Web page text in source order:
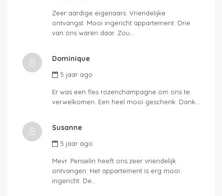
Zeer aardige eigenaars. Vriendelijke
ontvangst. Mooi ingericht appartement. Drie
van ons waren daar. Zou…
Dominique
5 jaar ago
Er was een fles rozenchampagne om ons te
verwelkomen. Een heel mooi geschenk. Dank…
Susanne
5 jaar ago
Mevr. Penselin heeft ons zeer vriendelijk
ontvangen. Het appartement is erg mooi
ingericht. De…